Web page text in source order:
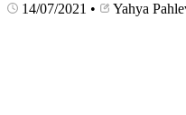
14/07/2021 • Yahya